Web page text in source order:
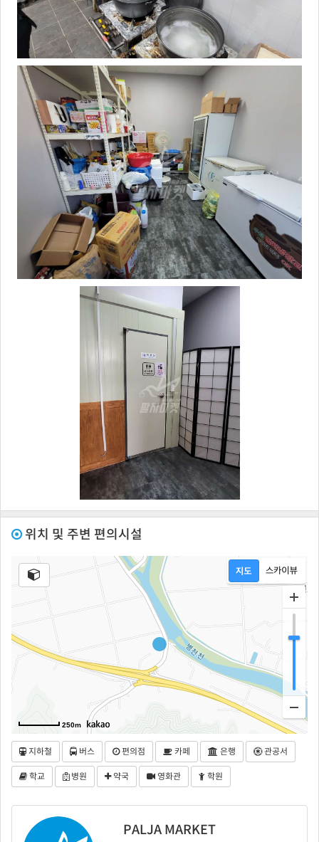
위치 및 주변 편의시설
250m
지하철 버스 편의점 카페 은행 관공서
학교 병원 약국 영화관 학원
PALJA MARKET